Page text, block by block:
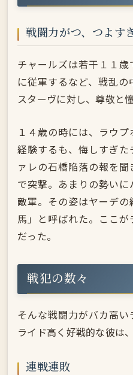
戦闘力がつ、つよす
チャールズは若干１１
に従軍するなど、戦乱
スターヴに対し、尊敬と
１４歳の時には、ラウ
経験するも、悔しすぎ
ァレの石橋陥落の報を
で突撃。あまりの勢い
敵軍。その姿はヤーデ
馬」と呼ばれた。ここ
だった。
戦犯の数々
そんな戦闘力がバカ高
ライド高く好戦的な彼は
連戦連敗